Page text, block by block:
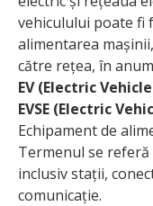
vehiculului poate fi
alimentarea
către rețea, în
EV (Electric
EVSE (Electric
Echipament de
Termenul se
inclusiv stații,
comunicație.